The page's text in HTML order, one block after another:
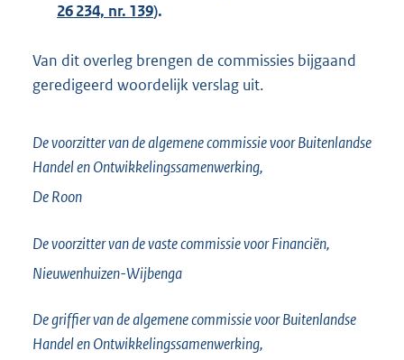
26 234, nr. 139).
Van dit overleg brengen de commissies bijgaand
geredigeerd woordelijk verslag uit.
De voorzitter van de algemene commissie voor Buitenlandse
Handel en Ontwikkelingssamenwerking,
De Roon
De voorzitter van de vaste commissie voor Financiën,
Nieuwenhuizen-Wijbenga
De griffier van de algemene commissie voor Buitenlandse
Handel en Ontwikkelingssamenwerking,